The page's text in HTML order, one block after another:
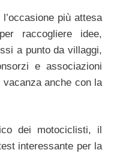
l’occasione più attesa
raccogliere idee,
a punto da villaggi,
e associazioni
anche con la
dei motociclisti, il
interessante per la